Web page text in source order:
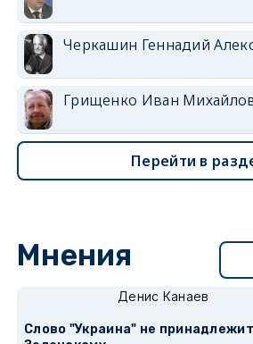
Черкашин Геннадий
Грищенко Иван
Перейти в
Мнения
Денис Канаев
Слово "Украина" не